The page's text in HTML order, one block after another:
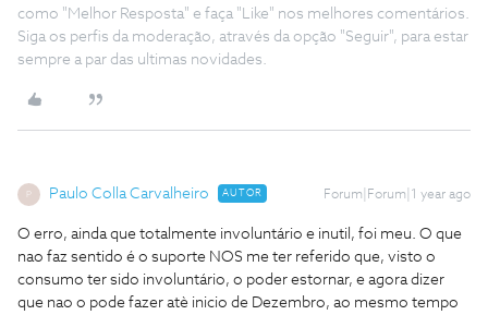
como "Melhor Resposta" e faça "Like" nos melhores comentários.
Siga os perfis da moderação, através da opção "Seguir", para estar
sempre a par das ultimas novidades.
Paulo Colla Carvalheiro AUTOR Forum|Forum|1 year ago
O erro, ainda que totalmente involuntário e inutil, foi meu. O que
nao faz sentido é o suporte NOS me ter referido que, visto o
consumo ter sido involuntário, o poder estornar, e agora dizer
que nao o pode fazer atè inicio de Dezembro, ao mesmo tempo